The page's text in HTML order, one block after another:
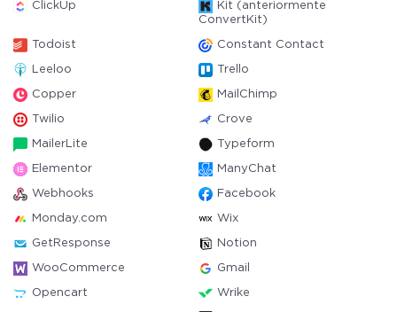
ClickUp
Kit (anteriormente
ConvertKit)
Todoist Constant Contact
Leeloo Trello
Copper MailChimp
Twilio Crove
MailerLite Typeform
Elementor ManyChat
Webhooks Facebook
Monday.com Wix
GetResponse Notion
WooCommerce Gmail
Opencart Wrike